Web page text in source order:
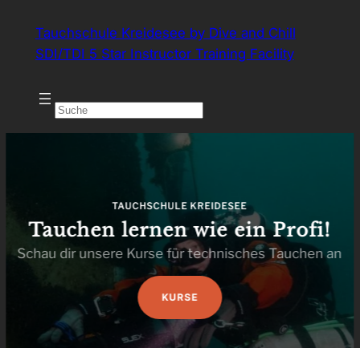
Inhalt
springen
Tauchschule Kreidesee by Dive and Chill
SDI/TDI 5 Star Instructor Training Facility
TAUCHSCHULE KREIDESEE
Tauchen lernen wie ein Profi!
Schau dir unsere Kurse für technisches Tauchen an
KURSE